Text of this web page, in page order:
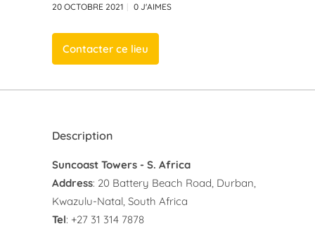
20 OCTOBRE 2021 0 J'AIMES
Contacter ce lieu
Description
Suncoast Towers - S. Africa
Address: 20 Battery Beach Road, Durban,
Kwazulu-Natal, South Africa
Tel: +27 31 314 7878